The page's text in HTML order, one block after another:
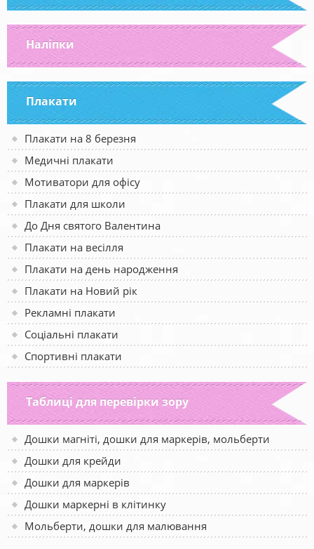
Наліпки
Плакати
Плакати на 8 березня
Медичні плакати
Мотиватори для офісу
Плакати для школи
До Дня святого Валентина
Плакати на весілля
Плакати на день народження
Плакати на Новий рік
Рекламні плакати
Соціальні плакати
Спортивні плакати
Таблиці для перевірки зору
Дошки магніті, дошки для маркерів, мольберти
Дошки для крейди
Дошки для маркерів
Дошки маркерні в клітинку
Мольберти, дошки для малювання